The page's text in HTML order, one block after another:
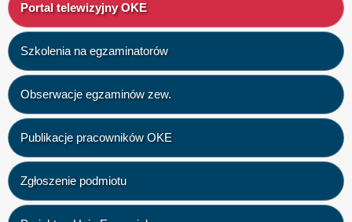
Portal telewizyjny OKE
Szkolenia na egzaminatorów
Obserwacje egzaminów zew.
Publikacje pracowników OKE
Zgłoszenie podmiotu